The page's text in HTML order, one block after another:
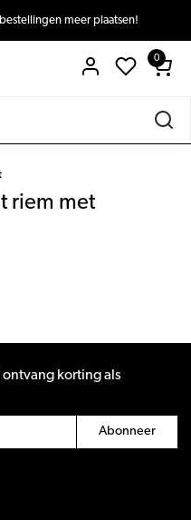
meer plaatsen!
0
riem met
korting als
Abonneer